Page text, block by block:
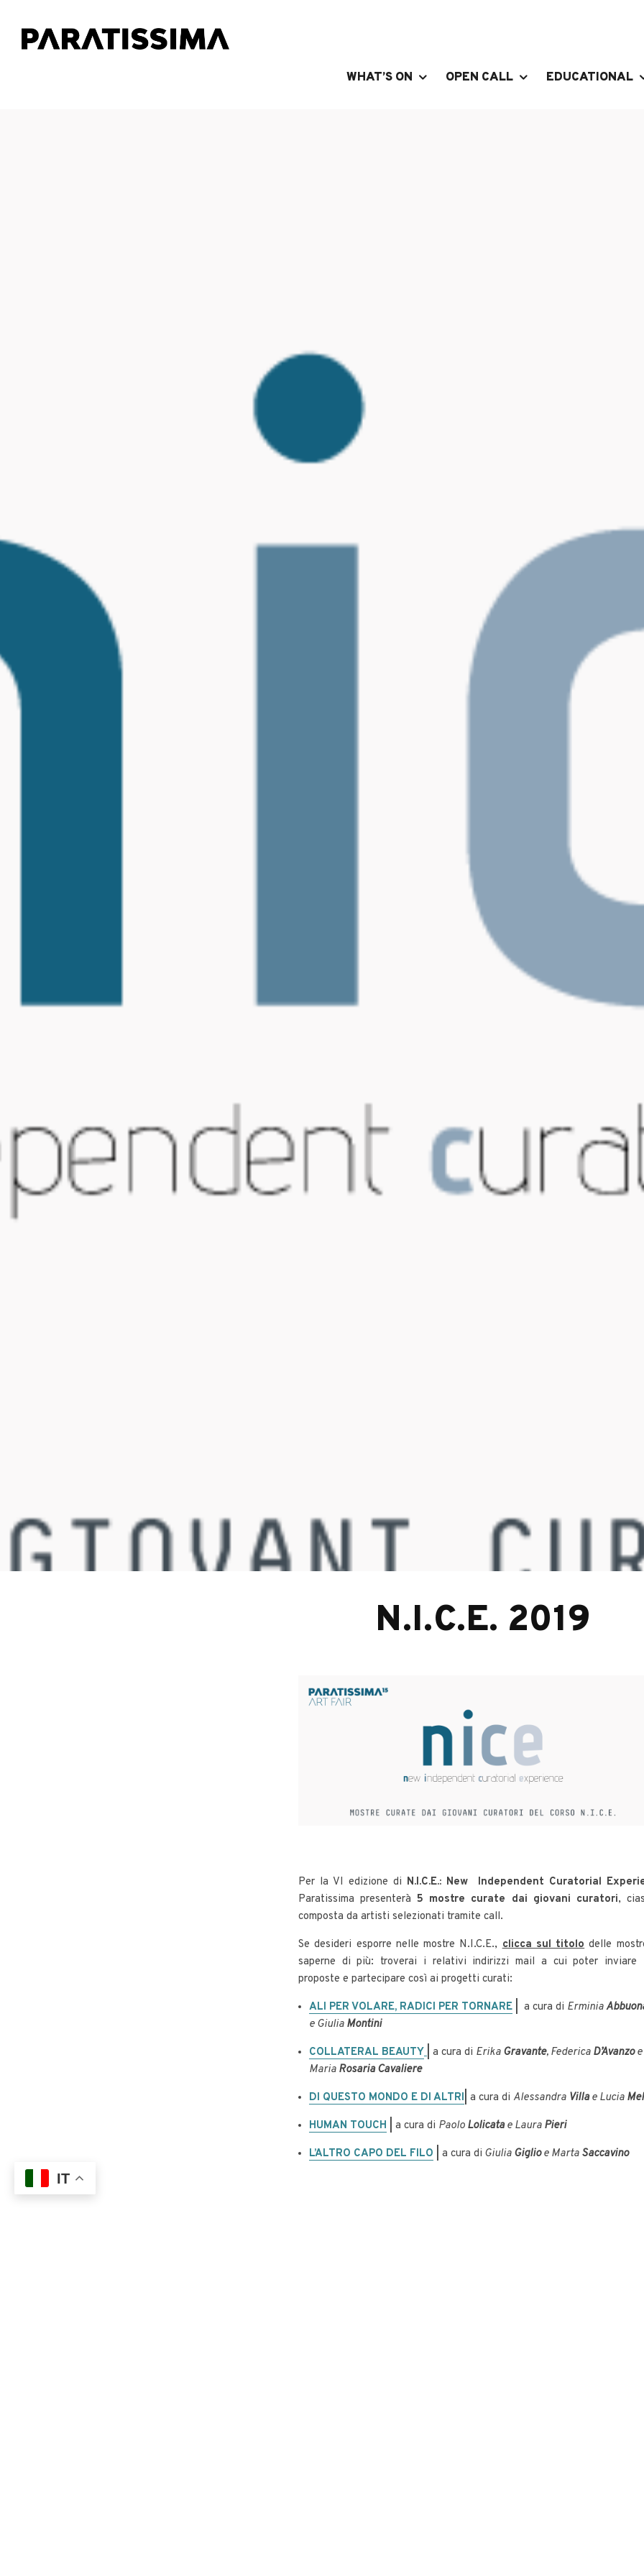
WHAT’S ON OPEN CALL EDUCATIONAL
N.I.C.E. 2019
Per la VI edizione di N.I.C.E.: New Independent Curatorial
Paratissima presenterà 5 mostre curate dai giovani curatori,
composta da artisti selezionati tramite call.
Se desideri esporre nelle mostre N.I.C.E., clicca sul titolo delle
saperne di più: troverai i relativi indirizzi mail a cui poter inviare
proposte e partecipare così ai progetti curati:
ALI PER VOLARE, RADICI PER TORNARE a cura di Erminia
e Giulia Montini
COLLATERAL BEAUTY a cura di Erika Gravante, FedericaD’Avanzoe
MariaRosaria Cavaliere
DI QUESTO MONDO E DI ALTRI a cura di Alessandra Villae Lucia
HUMAN TOUCH a cura di Paolo Lolicatae Laura Pieri
L’ALTRO CAPO DEL FILO a cura di Giulia Giglioe Marta Saccavino
IT